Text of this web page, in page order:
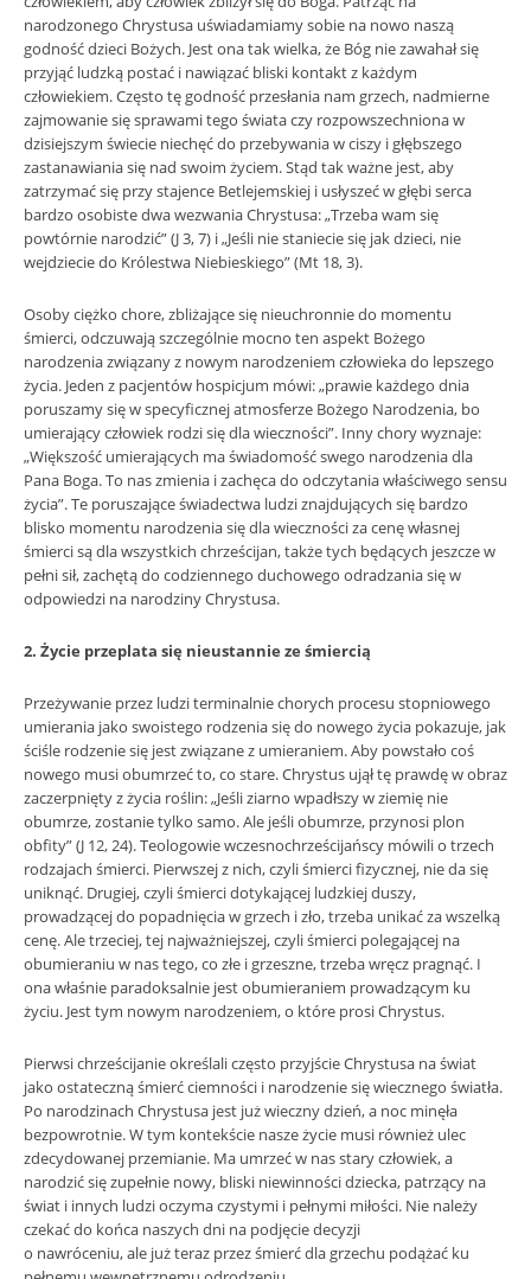
narodzonego Chrystusa uświadamiamy sobie na nowo naszą
godność dzieci Bożych. Jest ona tak wielka, że Bóg nie zawahał się
przyjąć ludzką postać i nawiązać bliski kontakt z każdym
człowiekiem. Często tę godność przesłania nam grzech, nadmierne
zajmowanie się sprawami tego świata czy rozpowszechniona w
dzisiejszym świecie niechęć do przebywania w ciszy i głębszego
zastanawiania się nad swoim życiem. Stąd tak ważne jest, aby
zatrzymać się przy stajence Betlejemskiej i usłyszeć w głębi serca
bardzo osobiste dwa wezwania Chrystusa: „Trzeba wam się
powtórnie narodzić” (J 3, 7) i „Jeśli nie staniecie się jak dzieci, nie
wejdziecie do Królestwa Niebieskiego” (Mt 18, 3).
Osoby ciężko chore, zbliżające się nieuchronnie do momentu
śmierci, odczuwają szczególnie mocno ten aspekt Bożego
narodzenia związany z nowym narodzeniem człowieka do lepszego
życia. Jeden z pacjentów hospicjum mówi: „prawie każdego dnia
poruszamy się w specyficznej atmosferze Bożego Narodzenia, bo
umierający człowiek rodzi się dla wieczności”. Inny chory wyznaje:
„Większość umierających ma świadomość swego narodzenia dla
Pana Boga. To nas zmienia i zachęca do odczytania właściwego sensu
życia”. Te poruszające świadectwa ludzi znajdujących się bardzo
blisko momentu narodzenia się dla wieczności za cenę własnej
śmierci są dla wszystkich chrześcijan, także tych będących jeszcze w
pełni sił, zachętą do codziennego duchowego odradzania się w
odpowiedzi na narodziny Chrystusa.
2. Życie przeplata się nieustannie ze śmiercią
Przeżywanie przez ludzi terminalnie chorych procesu stopniowego
umierania jako swoistego rodzenia się do nowego życia pokazuje, jak
ściśle rodzenie się jest związane z umieraniem. Aby powstało coś
nowego musi obumrzeć to, co stare. Chrystus ujął tę prawdę w obraz
zaczerpnięty z życia roślin: „Jeśli ziarno wpadłszy w ziemię nie
obumrze, zostanie tylko samo. Ale jeśli obumrze, przynosi plon
obfity” (J 12, 24). Teologowie wczesnochrześcijańscy mówili o trzech
rodzajach śmierci. Pierwszej z nich, czyli śmierci fizycznej, nie da się
uniknąć. Drugiej, czyli śmierci dotykającej ludzkiej duszy,
prowadzącej do popadnięcia w grzech i zło, trzeba unikać za wszelką
cenę. Ale trzeciej, tej najważniejszej, czyli śmierci polegającej na
obumieraniu w nas tego, co złe i grzeszne, trzeba wręcz pragnąć. I
ona właśnie paradoksalnie jest obumieraniem prowadzącym ku
życiu. Jest tym nowym narodzeniem, o które prosi Chrystus.
Pierwsi chrześcijanie określali często przyjście Chrystusa na świat
jako ostateczną śmierć ciemności i narodzenie się wiecznego światła.
Po narodzinach Chrystusa jest już wieczny dzień, a noc minęła
bezpowrotnie. W tym kontekście nasze życie musi również ulec
zdecydowanej przemianie. Ma umrzeć w nas stary człowiek, a
narodzić się zupełnie nowy, bliski niewinności dziecka, patrzący na
świat i innych ludzi oczyma czystymi i pełnymi miłości. Nie należy
czekać do końca naszych dni na podjęcie decyzji
o nawróceniu, ale już teraz przez śmierć dla grzechu podążać ku